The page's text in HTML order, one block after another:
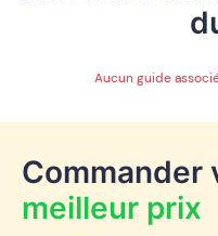
Aucun guide
Commander
meilleur prix